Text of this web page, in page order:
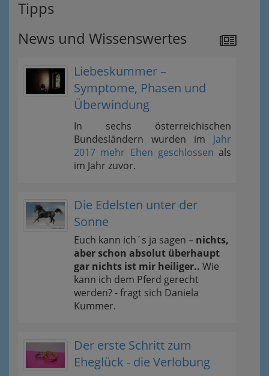
Tipps
News und Wissenswertes
Liebeskummer –
Symptome, Phasen und
Überwindung
In sechs österreichischen
Bundesländern wurden im Jahr
2017 mehr Ehen geschlossen als
im Jahr zuvor.
Die Edelsten unter der
Sonne
Euch kann ich´s ja sagen – nichts,
aber schon absolut überhaupt
gar nichts ist mir heiliger.. Wie
kann ich dem Pferd gerecht
werden? - fragt sich Daniela
Kummer.
Der erste Schritt zum
Eheglück - die Verlobung